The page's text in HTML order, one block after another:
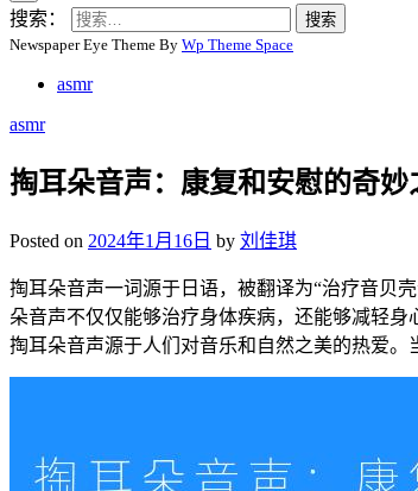
搜索：
Newspaper Eye Theme By Wp Theme Space
asmr
asmr
掏耳朵音声：康复和安慰的奇妙
Posted on 2024年1月16日 by 刘佳琪
掏耳朵音声一词源于日语，被翻译为“治疗音贝
朵音声不仅仅能够治疗身体疾病，还能够减轻身
掏耳朵音声源于人们对音乐和自然之美的热爱